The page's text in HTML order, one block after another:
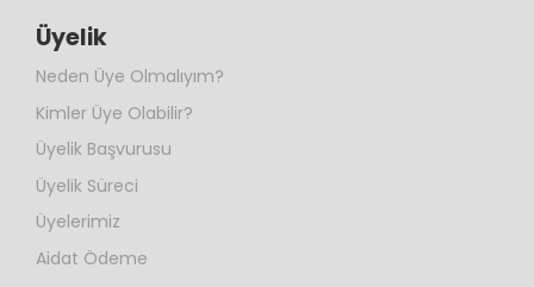
Üyelik
Neden Üye Olmalıyım?
Kimler Üye Olabilir?
Üyelik Başvurusu
Üyelik Süreci
Üyelerimiz
Aidat Ödeme